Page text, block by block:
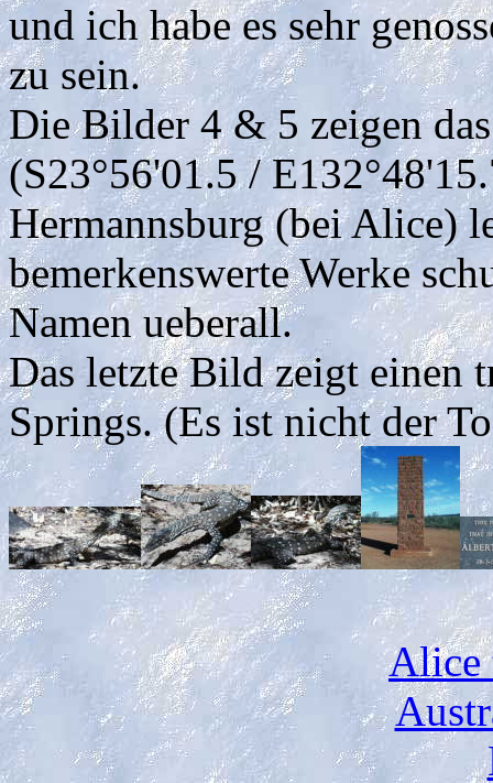
und ich habe es sehr
zu sein.
Die Bilder 4 & 5 zeigen
(S23°56'01.5 /
Hermannsburg (bei Alice)
bemerkenswerte Werke
Namen ueberall.
Das letzte Bild zeigt einen
Springs. (Es ist nicht der
Alice